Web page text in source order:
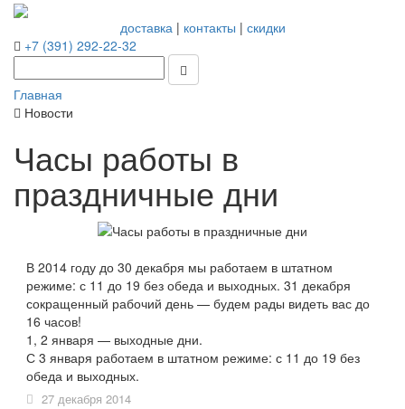
доставка| контакты | скидки
+7 (391) 292-22-32
Главная
Новости
Часы работы в
праздничные дни
В 2014 году до 30 декабря мы работаем в штатном
режиме: с 11 до 19 без обеда и выходных. 31 декабря
сокращенный рабочий день — будем рады видеть вас до
16 часов!
1, 2 января — выходные дни.
С 3 января работаем в штатном режиме: с 11 до 19 без
обеда и выходных.
27 декабря 2014